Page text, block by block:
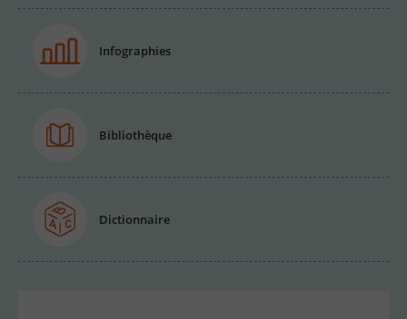
Infographies
Bibliothèque
Dictionnaire